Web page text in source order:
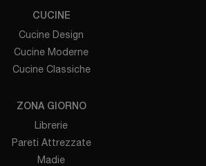
CUCINE
Cucine Design
Cucine Moderne
Cucine Classiche
ZONA GIORNO
Librerie
Pareti Attrezzate
Madie